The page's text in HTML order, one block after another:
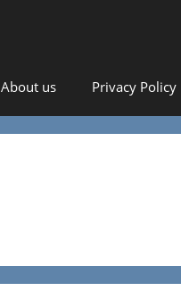
About us Privacy Policy